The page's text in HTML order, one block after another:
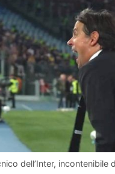
dell’Inter, incontenibile